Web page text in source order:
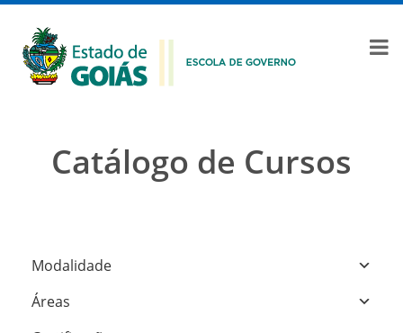
Catálogo de Cursos
Modalidade
Áreas